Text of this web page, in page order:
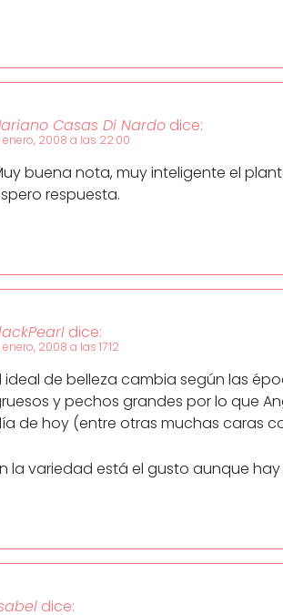
Casas Di Nardo dice:
enero, 2008 a las 22:00
buena nota, muy inteligente el
respuesta.
dice:
enero, 2008 a las 17:12
ideal de belleza cambia según las
y pechos grandes por lo que
de hoy (entre otras muchas caras
la variedad está el gusto aunque
dice:
revelan las zapatillas
Putellas para Nike
la nueva era del
artista?